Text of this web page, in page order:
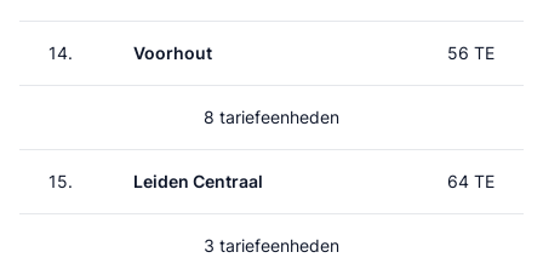
14. Voorhout 56 TE
8 tariefeenheden
15. Leiden Centraal 64 TE
3 tariefeenheden